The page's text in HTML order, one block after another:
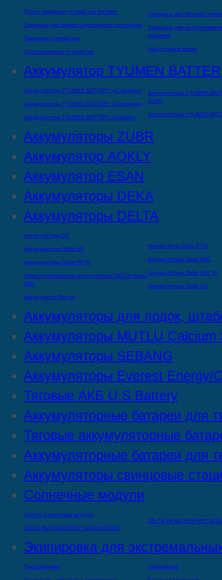
Пуско-зарядные устройства ReVolter
Зарядные для квадро-гидроциклов,снегоходов
Зарядные устройства
Пускозарядные устройства
Зарядные для батарей
Зарядные для
машинок
Нагрузочные вилки
Аккумулятор TYUMEN
Аккумуляторы TYUMEN BATTERY «Стандарт»
Аккумуляторы TYUMEN BATTERY «Премиум»
Аккумуляторы TYUMEN BATTERY «Сибирь»
Аккумуляторы TYUMEN
AGM»
Аккумуляторы TYUMEN
Аккумуляторы ZUBR
Аккумулятор AOKLY
Аккумулятор ESAN
Аккумуляторы DEKA
Аккумуляторы DELTA
Аккумуляторы DT
Аккумуляторы Delta HR
Аккумуляторы Delta HR W
Герметизированные аккумуляторы DELTA серии
GEL
Аккумулятор Восток
Аккумулятор Delta DTМ
Аккумуляторы Delta HRL
Аккумуляторы Delta HRL W
Аккумуляторы Delta GX
Аккумуляторы для лодок,
Аккумуляторы MUTLU Calcium
Аккумуляторы SEBANG
Аккумуляторы Everest Energy/
Тяговые АКБ U.S.Battery
Аккумуляторные батареи для
Тяговые аккумуляторные
Аккумуляторные батареи для
Аккумуляторы свинцовые
Солнечные модули
Aurinko Солнечные модули
DELTA SM ПОЛИКРИСТАЛЛИЧЕСКИЕ
DELTA SM
Экипировка для
Подшлемники Термобелье